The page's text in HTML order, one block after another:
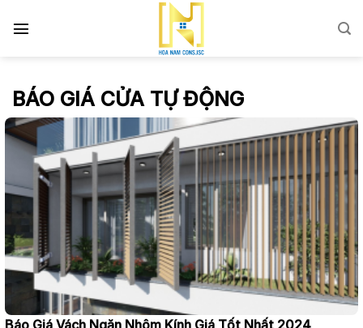
BÁO GIÁ CỬA TỰ ĐỘNG
Báo Giá Vách Ngăn Nhôm Kính Giá Tốt Nhất 2024